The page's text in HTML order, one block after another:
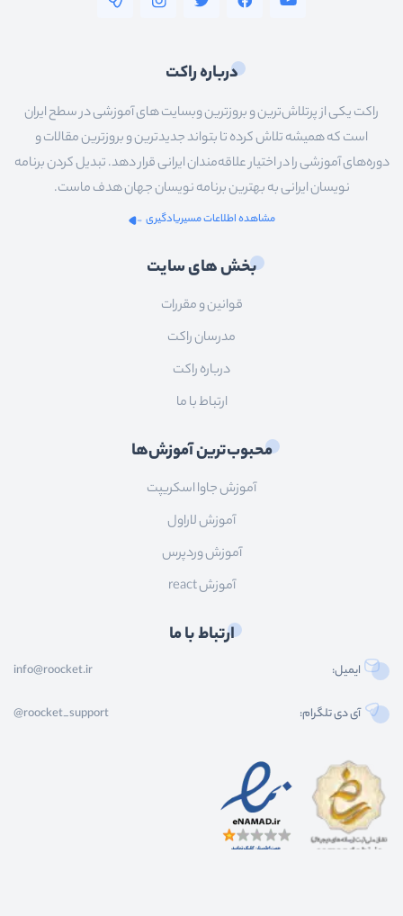
درباره راکت
راکت یکی از پرتلاش‌ترین و بروزترین وبسایت های آموزشی در سطح ایران
است که همیشه تلاش کرده تا بتواند جدیدترین و بروزترین مقالات و
دوره‌های آموزشی را در اختیار علاقه‌مندان ایرانی قرار دهد. تبدیل کردن برنامه
نویسان ایرانی به بهترین برنامه نویسان جهان هدف ماست.
مشاهده اطلاعات مسیریادگیری
بخش های سایت
قوانین و مقررات
مدرسان راکت
درباره راکت
ارتباط با ما
محبوب‌ترین آموزش‌ها
آموزش جاوا اسکریپت
آموزش لاراول
آموزش وردپرس
آموزش react
ارتباط با ما
ایمیل: info@roocket.ir
آی دی تلگرام: @roocket_support